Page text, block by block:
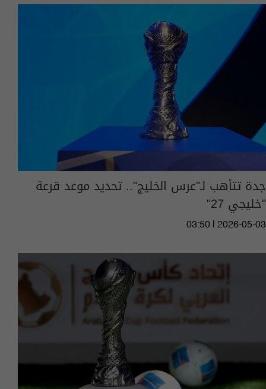
جدة تتأهب لـ"عرس الخليج".. تحديد موعد قرعة
"خليجي 27"
03:50 | 2026-05-03